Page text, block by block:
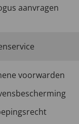
aanvragen
voorwarden